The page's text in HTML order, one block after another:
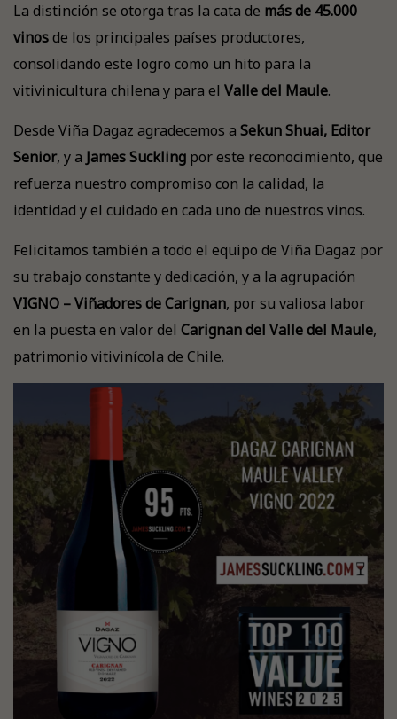
La distinción se otorga tras la cata de más de 45.000
vinosde los principales países productores,
consolidando este logro como un hito para la
vitivinicultura chilena y para el Valle del Maule.
Desde Viña Dagaz agradecemos a Sekun Shuai, Editor
Senior, y a James Suckling por este reconocimiento, que
refuerza nuestro compromiso con la calidad, la
identidad y el cuidado en cada uno de nuestros vinos.
Felicitamos también a todo el equipo de Viña Dagaz por
su trabajo constante y dedicación, y a la agrupación
VIGNO – Viñadores de Carignan, por su valiosa labor
en la puesta en valor del Carignan del Valle del Maule,
patrimonio vitivinícola de Chile.